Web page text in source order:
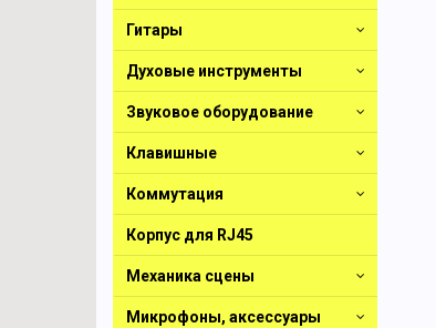
Гитары
Духовые инструменты
Звуковое оборудование
Клавишные
Коммутация
Корпус для RJ45
Механика сцены
Микрофоны, аксессуары